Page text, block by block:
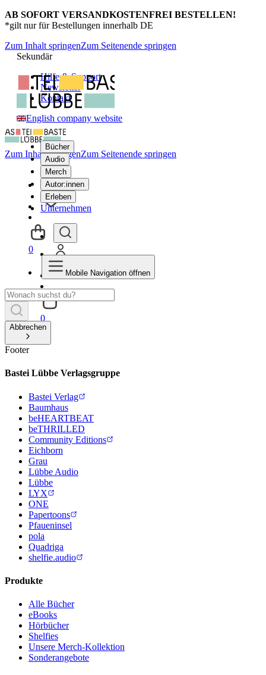
AB SOFORT VERSANDKOSTENFREI BESTELLEN!
*gilt nur für Bestellungen innerhalb DE
Zum Inhalt springenZum Seitenende springen
Sekundär
Hilfe & Support
Newsletter
Kontakt
English company website
Bücher
Audio
Merch
Autor:innen
Erleben
Unternehmen
0
Zum Inhalt springenZum Seitenende springen
0
Mobile Navigation öffnen
Abbrechen
Footer
Bastei Lübbe Verlagsgruppe
Bastei Verlag
Baumhaus
beHEARTBEAT
beTHRILLED
Community Editions
Eichborn
Grau
Lübbe Audio
Lübbe
LYX
ONE
Papertoons
Pfaueninsel
pola
Quadriga
shelfie.audio
Produkte
Alle Bücher
eBooks
Hörbücher
Shelfies
Unsere Merch-Kollektion
Sonderangebote